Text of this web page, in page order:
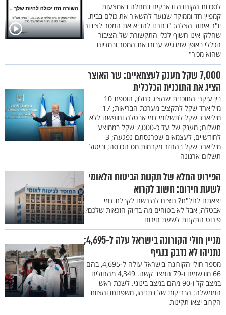
לסכנות הקורונה ונאבקים במחלה באמצעות
קמפיין חד וממוקד שנועד להשאיר את כולם בבית.
יו"ר איחוד הצלה: "בחרנו להביא את המסר לציבור
שחלקו אינו חשוף לכלי התקשורת של הציבור
הכללי באופן שמנגיש עבורו את המסר ובמדיום
שהוא מכיר"
7,000 שקל מענק לעצמאיים: שר האוצר
הציג את התוכנית הכלכלית
בין עיקרי התוכנית שהציג כחלון, הוספת 10
מיליארד שקל לתקציב מערכת הבריאות; 17
מיליארד שקל לתשלומי דמי אבטלה וחופשה ללא
תשלום; מענק של עד כ-7,000 שקל בממוצע
לחודשיים, לעצמאים שפרנסתם נפגעה; 3
מיליארד שקל בהחזר מקדמות מס הכנסה; וביטול
תשלום ארנונה
הפירוט המלא של תקנות הביטוח הלאומי
לשעת חירום: חשוב לקרוא
יצאתם לחל"ת? רוצים להירשם לקבלת דמי
אבטלה, אבל לא בטוחים מה בדיוק הזכאות שלכם?
פירוט התקנות לשעת חירום
מניין חולי הקורונה בישראל עלה ל-4,695;
נתניהו לא נדבק בנגיף
מספר חולי הקורונה בישראל עולה ל-4,695, בהם
66 מונשמים ו-79 המצב קשה. 4,349 מהחולים
במצב קל ו-90 מהם במצב בינוני. לשכת ראש
הממשלה: הבדיקות של נתניהו, משפחתו והצוות
הקרוב יצאו תקינות